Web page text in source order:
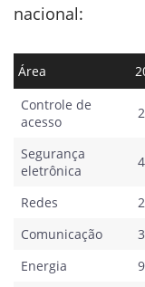
nacional:
Área
Controle de
acesso
Segurança
eletrônica
Redes
Comunicação
Energia